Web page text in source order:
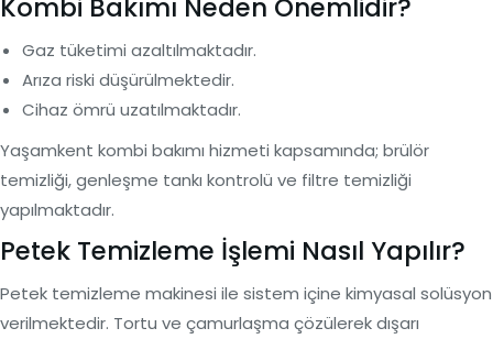
Kombi Bakımı Neden Önemlidir?
Gaz tüketimi azaltılmaktadır.
Arıza riski düşürülmektedir.
Cihaz ömrü uzatılmaktadır.
Yaşamkent kombi bakımı hizmeti kapsamında; brülör
temizliği, genleşme tankı kontrolü ve filtre temizliği
yapılmaktadır.
Petek Temizleme İşlemi Nasıl Yapılır?
Petek temizleme makinesi ile sistem içine kimyasal solüsyon
verilmektedir. Tortu ve çamurlaşma çözülerek dışarı